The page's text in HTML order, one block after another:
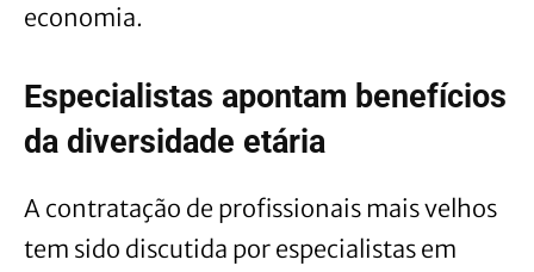
economia.
Especialistas apontam benefícios
da diversidade etária
A contratação de profissionais mais velhos
tem sido discutida por especialistas em